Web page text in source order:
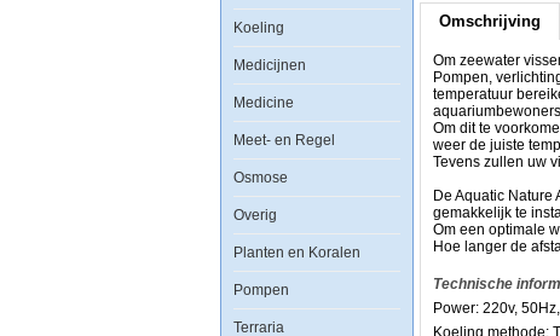
Koeling
Medicijnen
Medicine
Meet- en Regel
Osmose
Overig
Planten en Koralen
Pompen
Terraria
ongewervelden
houden
beweging
het
aquariumwater,
water
licht
noodzakelijk.
Pompen,
verlichting
andere
geven
veel
Omschrijving
Om zeewater
Pompen,
temperatuur
Om dit te
weer de juiste
Tevens zullen uw
De Aquatic
gemakkelijk te
Om een optimale
Hoe langer de
Technische
Power: 220v,
Koeling methode: